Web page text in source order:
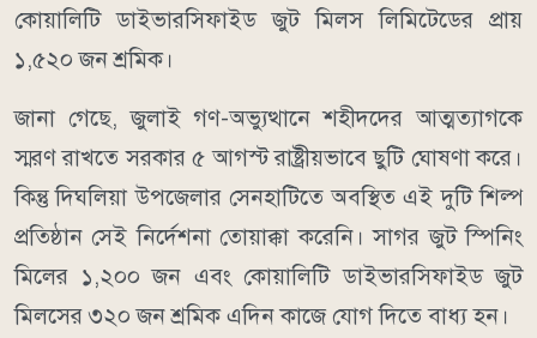
কোয়ালিটি ডাইভারসিফাইড জুট মিলস লিমিটেডের প্রায়
১,৫২০ জন শ্রমিক।
জানা গেছে, জুলাই গণ-অভ্যুত্থানে শহীদদের আত্মত্যাগকে
স্মরণ রাখতে সরকার ৫ আগস্ট রাষ্ট্রীয়ভাবে ছুটি ঘোষণা করে।
কিন্তু দিঘলিয়া উপজেলার সেনহাটিতে অবস্থিত এই দুটি শিল্প
প্রতিষ্ঠান সেই নির্দেশনা তোয়াক্কা করেনি। সাগর জুট স্পিনিং
মিলের ১,২০০ জন এবং কোয়ালিটি ডাইভারসিফাইড জুট
মিলসের ৩২০ জন শ্রমিক এদিন কাজে যোগ দিতে বাধ্য হন।